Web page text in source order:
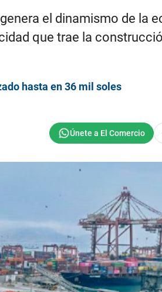
el dinamismo de la
que trae la
hasta en 36 mil soles